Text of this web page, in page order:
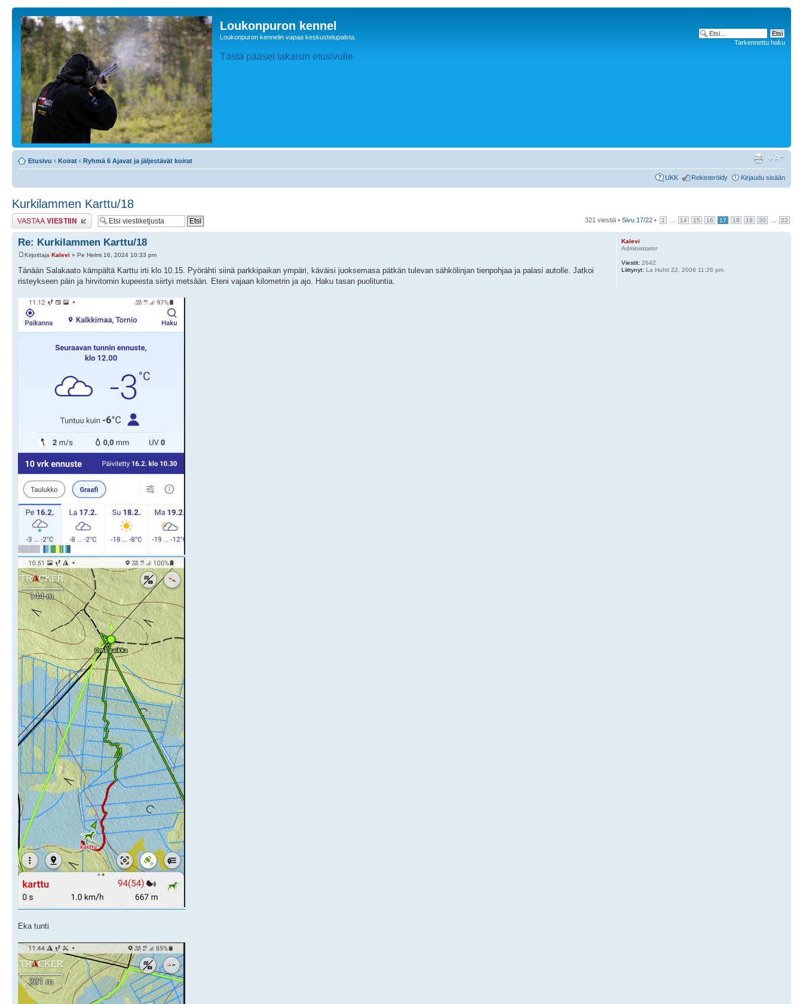
Loukonpuron kennel
Loukonpuron kennelin vapaa keskustelupalsta.
Tästä pääset takaisin etusivulle
Tarkennettu haku
Etusivu ‹ Koirat ‹ Ryhmä 6 Ajavat ja jäljestävät koirat
UKK Rekisteröidy Kirjaudu sisään
Kurkilammen Karttu/18
Lähetä vastaus 321 viestiä • Sivu 17/22 • 1 14 15 16 17 18 19 20 22
Re: Kurkilammen Karttu/18
Kirjoittaja Kalevi » Pe Helmi 16, 2024 10:33 pm
Tänään Salakaato kämpältä Karttu irti klo 10.15. Pyörähti siinä parkkipaikan ympäri, käväisi juoksemasa pätkän tulevan sähkölinjan tienpohjaa ja palasi autolle. Jatkoi
risteykseen päin ja hirvitornin kupeesta siirtyi metsään. Eteni vajaan kilometrin ja ajo. Haku tasan puolituntia.
Eka tunti
Kalevi
Administrator
Viestit: 2642
Liittynyt: La Huhti 22, 2006 11:26 pm